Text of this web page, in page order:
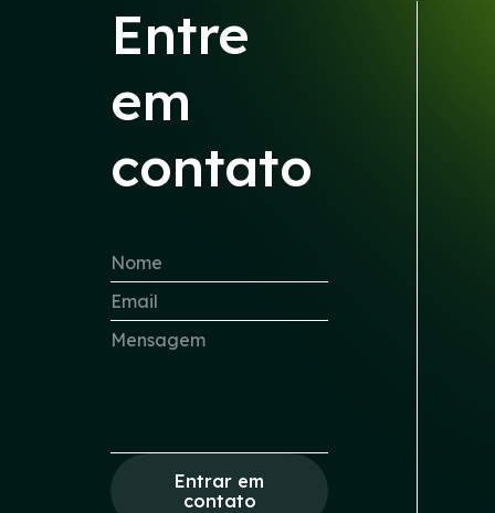
Entre
em
contato
Entrar em
contato